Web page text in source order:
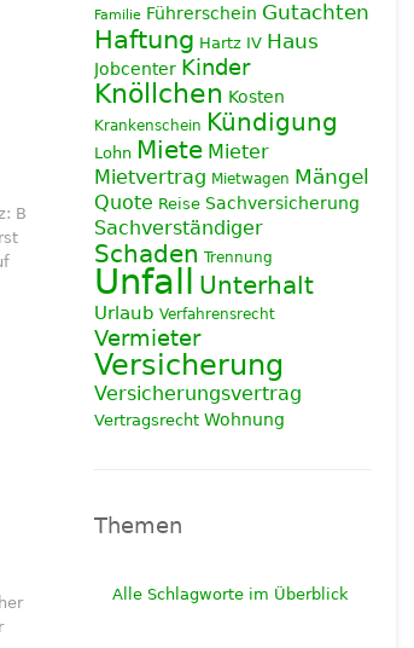
B
Familie Führerschein Gutachten
Haftung Hartz IV Haus
Jobcenter Kinder
Knöllchen Kosten
Krankenschein Kündigung
Lohn Miete Mieter
Mietvertrag Mietwagen Mängel
Quote Reise Sachversicherung
Sachverständiger
Schaden Trennung
Unfall Unterhalt
Urlaub Verfahrensrecht
Vermieter
Versicherung
Versicherungsvertrag
Vertragsrecht Wohnung
Themen
Alle Schlagworte im Überblick